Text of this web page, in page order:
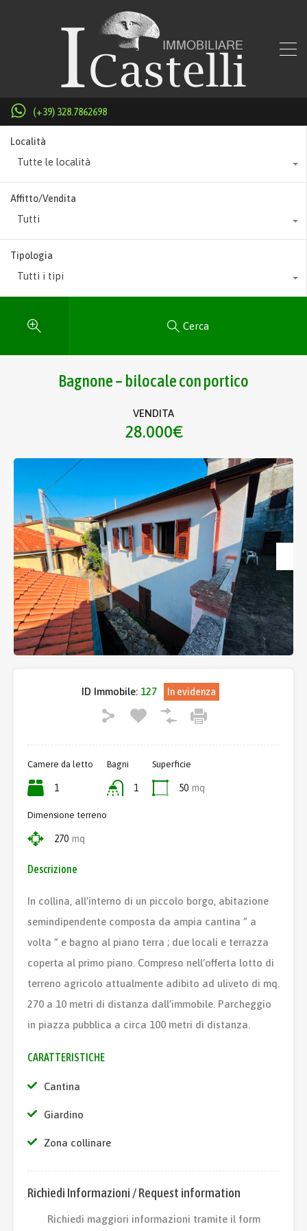
(+39) 328.7862698
Località
Tutte le località
Affitto/Vendita
Tutti
Tipologia
Tutti i tipi
Cerca
Bagnone – bilocale con portico
VENDITA
28.000€
ID Immobile:127 In evidenza
Camere da letto
1
Bagni
1
Superficie
50 mq
Dimensione terreno
270 mq
Descrizione
In collina, all’interno di un piccolo borgo, abitazione
semindipendente composta da ampia cantina ” a
volta ” e bagno al piano terra ; due locali e terrazza
coperta al primo piano. Compreso nell’offerta lotto di
terreno agricolo attualmente adibito ad uliveto di mq.
270 a 10 metri di distanza dall’immobile. Parcheggio
in piazza pubblica a circa 100 metri di distanza.
CARATTERISTICHE
Cantina
Giardino
Zona collinare
Richiedi Informazioni / Request information
Richiedi maggiori informazioni tramite il form